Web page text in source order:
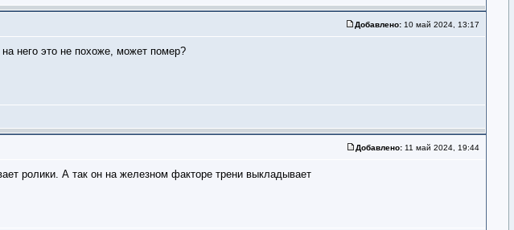
Добавлено: 10 май 2024, 13:17
него это не похоже, может помер?
Добавлено: 11 май 2024, 19:44
ролики. А так он на железном факторе трени выкладывает